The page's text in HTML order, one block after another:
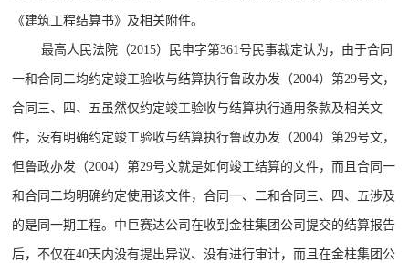
《建筑工程结算书》及相关附件。
最高人民法院（2015）民申字第361号民事裁定认为，由于合同
一和合同二均约定竣工验收与结算执行鲁政办发（2004）第29号文，
合同三、四、五虽然仅约定竣工验收与结算执行通用条款及相关文
件，没有明确约定竣工验收与结算执行鲁政办发（2004）第29号文，
但鲁政办发（2004）第29号文就是如何竣工结算的文件，而且合同一
和合同二均明确约定使用该文件，合同一、二和合同三、四、五涉及
的是同一期工程。中巨赛达公司在收到金柱集团公司提交的结算报告
后，不仅在40天内没有提出异议、没有进行审计，而且在金柱集团公